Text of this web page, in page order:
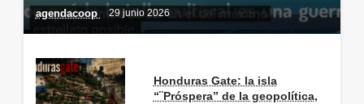
agendacoop 29 junio 2026
Honduras Gate: la isla
“¨Próspera” de la geopolítica,